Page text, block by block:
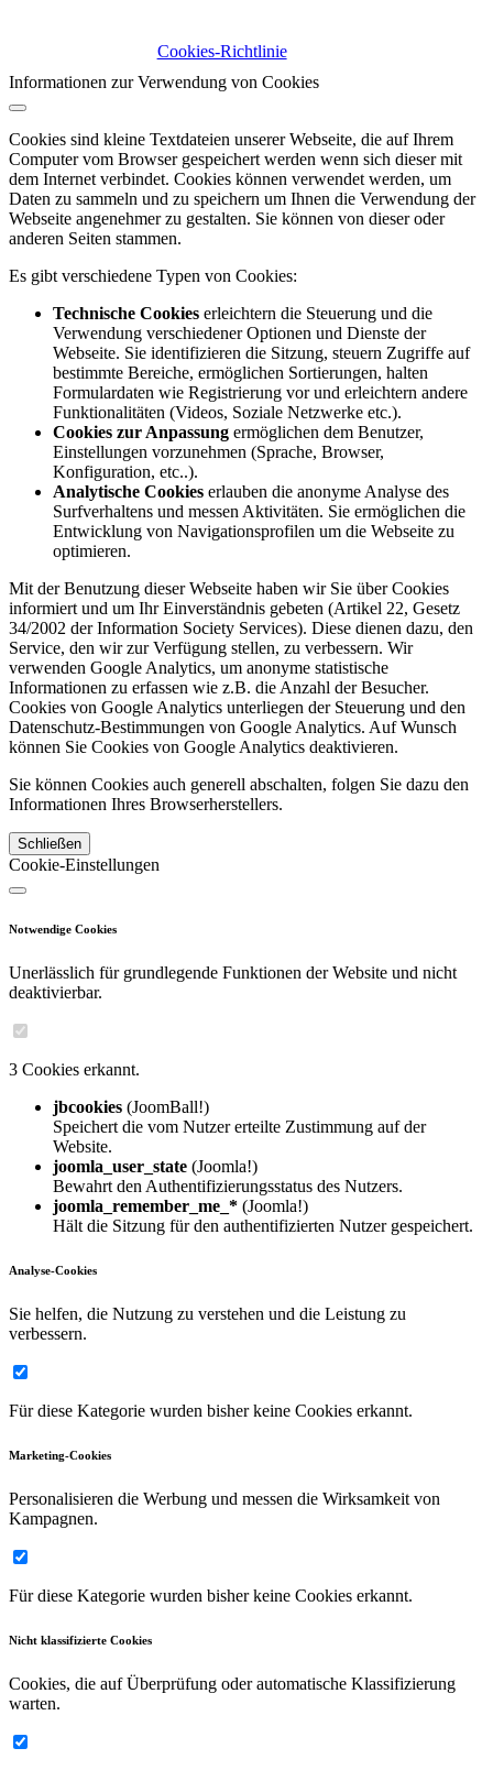
Cookies-Richtlinie
Informationen zur Verwendung von Cookies
Cookies sind kleine Textdateien unserer Webseite, die auf Ihrem
Computer vom Browser gespeichert werden wenn sich dieser mit
dem Internet verbindet. Cookies können verwendet werden, um
Daten zu sammeln und zu speichern um Ihnen die Verwendung der
Webseite angenehmer zu gestalten. Sie können von dieser oder
anderen Seiten stammen.
Es gibt verschiedene Typen von Cookies:
Technische Cookies erleichtern die Steuerung und die
Verwendung verschiedener Optionen und Dienste der
Webseite. Sie identifizieren die Sitzung, steuern Zugriffe auf
bestimmte Bereiche, ermöglichen Sortierungen, halten
Formulardaten wie Registrierung vor und erleichtern andere
Funktionalitäten (Videos, Soziale Netzwerke etc.).
Cookies zur Anpassung ermöglichen dem Benutzer,
Einstellungen vorzunehmen (Sprache, Browser,
Konfiguration, etc..).
Analytische Cookies erlauben die anonyme Analyse des
Surfverhaltens und messen Aktivitäten. Sie ermöglichen die
Entwicklung von Navigationsprofilen um die Webseite zu
optimieren.
Mit der Benutzung dieser Webseite haben wir Sie über Cookies
informiert und um Ihr Einverständnis gebeten (Artikel 22, Gesetz
34/2002 der Information Society Services). Diese dienen dazu, den
Service, den wir zur Verfügung stellen, zu verbessern. Wir
verwenden Google Analytics, um anonyme statistische
Informationen zu erfassen wie z.B. die Anzahl der Besucher.
Cookies von Google Analytics unterliegen der Steuerung und den
Datenschutz-Bestimmungen von Google Analytics. Auf Wunsch
können Sie Cookies von Google Analytics deaktivieren.
Sie können Cookies auch generell abschalten, folgen Sie dazu den
Informationen Ihres Browserherstellers.
Schließen
Cookie-Einstellungen
Notwendige Cookies
Unerlässlich für grundlegende Funktionen der Website und nicht
deaktivierbar.
3 Cookies erkannt.
jbcookies (JoomBall!)
Speichert die vom Nutzer erteilte Zustimmung auf der
Website.
joomla_user_state (Joomla!)
Bewahrt den Authentifizierungsstatus des Nutzers.
joomla_remember_me_* (Joomla!)
Hält die Sitzung für den authentifizierten Nutzer gespeichert.
Analyse-Cookies
Sie helfen, die Nutzung zu verstehen und die Leistung zu
verbessern.
Für diese Kategorie wurden bisher keine Cookies erkannt.
Marketing-Cookies
Personalisieren die Werbung und messen die Wirksamkeit von
Kampagnen.
Für diese Kategorie wurden bisher keine Cookies erkannt.
Nicht klassifizierte Cookies
Cookies, die auf Überprüfung oder automatische Klassifizierung
warten.